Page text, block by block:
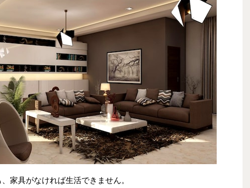
家具がなければ生活できません。